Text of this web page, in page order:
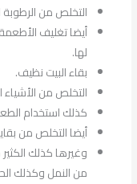
التخلص من
أيضا تغليف
لها.
بقاء البيت نظيف.
التخلص من الأشياء
كذلك استخدام
أيضا التخلص من
وغيرها كذلك
من النمل وكذلك